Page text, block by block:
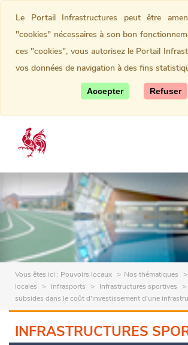
Vous êtes ici : Pouvoirs locaux Nos thématiques
locales
Infrasports Infrastructures sportives
subsides dans le coût d'investissement d'une
INFRASTRUCTURES
Le Portail Infrastructures peut être
"cookies" nécessaires à son bon
ces "cookies", vous autorisez le Portail
vos données de navigation à des fins
Accepter Refuser